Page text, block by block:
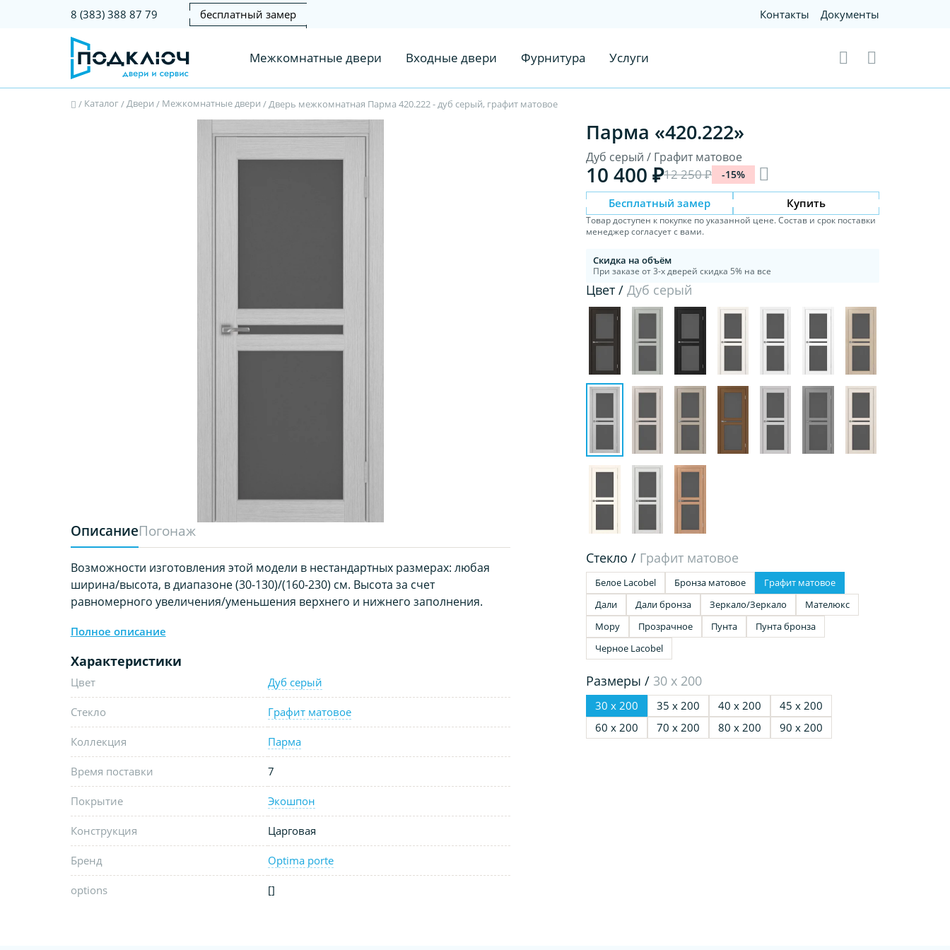
8 (383) 388 87 79 бесплатный замер Контакты Документы
Межкомнатные двери Входные двери Фурнитура Услуги
/ Каталог/Двери / Межкомнатные двери /Дверь межкомнатная Парма 420.222 - дуб серый, графит матовое
ОписаниеПогонаж
Возможности изготовления этой модели в нестандартных размерах: любая
ширина/высота, в диапазоне (30-130)/(160-230) см. Высота за счет
равномерного увеличения/уменьшения верхнего и нижнего заполнения.
Полное описание
Характеристики
Цвет Дуб серый
Стекло Графит матовое
Коллекция Парма
Время поставки 7
Покрытие Экошпон
Конструкция Царговая
Бренд Optima porte
options []
Парма «420.222»
Дуб серый / Графит матовое
10 400 ₽12 250 ₽ -15%
Бесплатный замер Купить
Товар доступен к покупке по указанной цене. Состав и срок поставки
менеджер согласует с вами.
Скидка на объём
При заказе от 3-х дверей скидка 5% на все
Цвет /Дуб серый
Стекло / Графит матовое
Белое Lacobel Бронза матовое
Графит матовое
Дали
Дали бронза Зеркало/Зеркало
Мателюкс
Мору
Прозрачное Пунта
Пунта бронза
Черное Lacobel
Размеры / 30 х 200
30 х 200 35 х 200 40 х 200
45 х 200
60 х 200
70 х 200 80 х 200 90 х 200